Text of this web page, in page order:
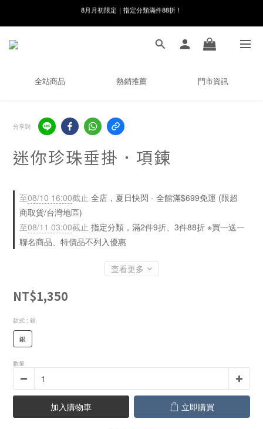
8月月初限定｜指定分類滿件88折！
線在，好事發生｜祈願新品 第2件享9折
🌸新會員限定🌸註冊送$100購物金
全站商品 熱銷推薦 門市資訊
分享到
迷你珍珠垂掛．項鍊
至08/10 16:00截止 全店，夏日快閃 - 全館滿$699免運 (限超
商取貨/台灣地區)
至08/11 03:00截止 指定分類，滿2件9折、3件88折 ※買一送一
聯名商品、特價品不列入優惠
查看更多
NT$1,350
款式 : 銀
銀
數量
加入購物車 立即購買